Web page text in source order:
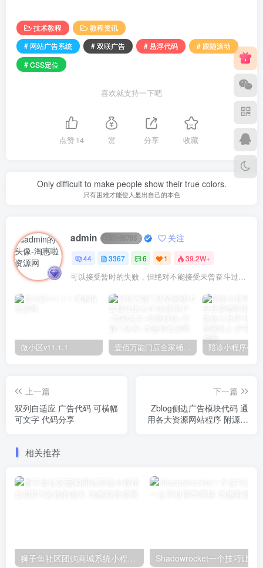
技术教程
教程资讯
# 网站广告系统
# 双联广告 # 悬浮代码
# 跟随滚动
# CSS定位
喜欢就支持一下吧
点赞14 赏 分享 收藏
Only difficult to make people show their true colors.
只有困难才能使人显出自己的本色
admin 65785 关注
44 3367 6 1 39.2W+
可以接受暂时的失败，但绝对不能接受未曾奋斗过的自己
微小区v11.1.1 壹佰万能门店全家桶10套独立版v2.6.68(​多商户+智能名片+智慧轻站+万能门店等)
上一篇
双列自适应 广告代码 可横幅
可文字 代码分享
下一篇
Zblog侧边广告模块代码 通
用各大资源网站程序 附源码
相关推荐
狮子鱼社区团购商城系统小程序 首页DIY装修的地方